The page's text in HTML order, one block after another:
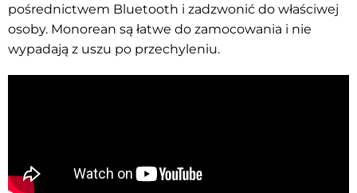
pośrednictwem Bluetooth i zadzwonić do właściwej
osoby. Monorean są łatwe do zamocowania i nie
wypadają z uszu po przechyleniu.